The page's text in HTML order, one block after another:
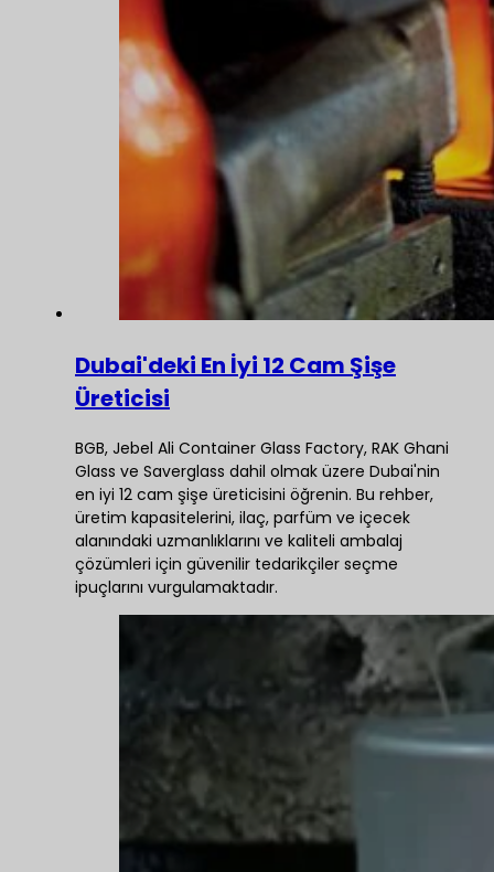
Dubai'deki En İyi 12 Cam Şişe
Üreticisi
BGB, Jebel Ali Container Glass Factory, RAK Ghani
Glass ve Saverglass dahil olmak üzere Dubai'nin
en iyi 12 cam şişe üreticisini öğrenin. Bu rehber,
üretim kapasitelerini, ilaç, parfüm ve içecek
alanındaki uzmanlıklarını ve kaliteli ambalaj
çözümleri için güvenilir tedarikçiler seçme
ipuçlarını vurgulamaktadır.